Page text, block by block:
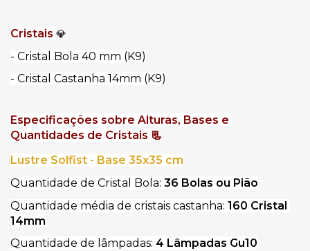
Cristais 💎
- Cristal Bola 40 mm (K9)
- Cristal Castanha 14mm (K9)
Especificações sobre Alturas, Bases e
Quantidades de Cristais 📃
Lustre Solfist - Base 35x35 cm
Quantidade de Cristal Bola: 36 Bolas ou Pião
Quantidade média de cristais castanha: 160 Cristal
14mm
Quantidade de lâmpadas: 4 Lâmpadas Gu10